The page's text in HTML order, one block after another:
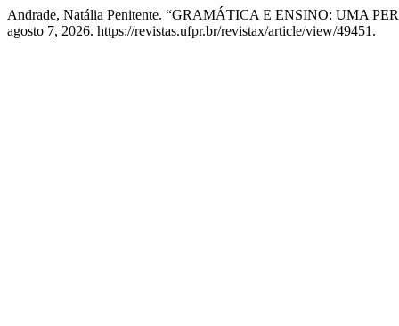
Andrade, Natália Penitente. “GRAMÁTICA E ENSINO: UMA
agosto 7, 2026. https://revistas.ufpr.br/revistax/article/view/49451.